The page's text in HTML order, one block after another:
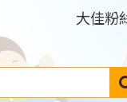
大佳粉